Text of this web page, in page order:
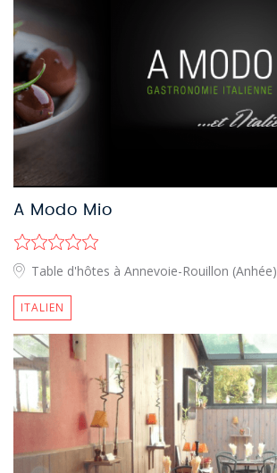
A Modo Mio
Table d'hôtes à Annevoie-Rouillon (Anhée)
ITALIEN